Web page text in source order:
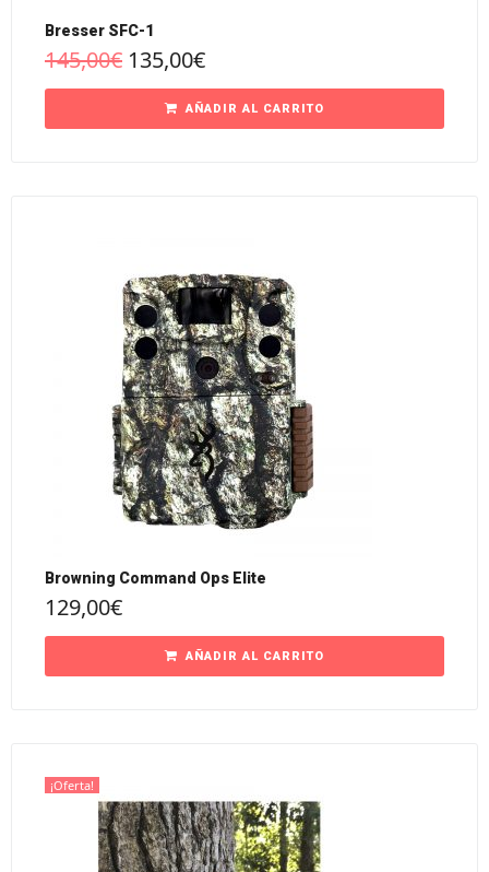
Bresser SFC-1
145,00€ 135,00€
AÑADIR AL CARRITO
Browning Command Ops Elite
129,00€
AÑADIR AL CARRITO
¡Oferta!